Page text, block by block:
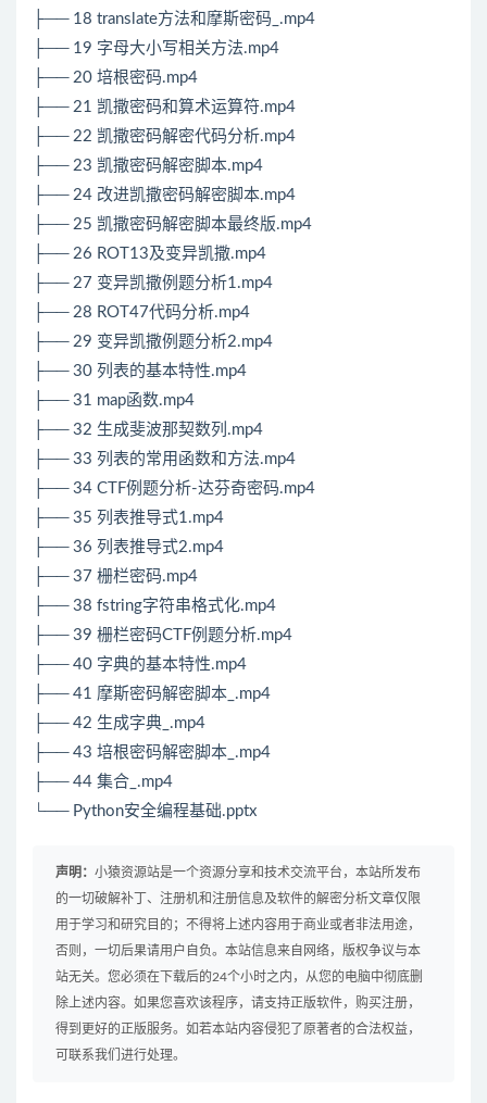
├── 18 translate方法和摩斯密码_.mp4
├── 19 字母大小写相关方法.mp4
├── 20 培根密码.mp4
├── 21 凯撒密码和算术运算符.mp4
├── 22 凯撒密码解密代码分析.mp4
├── 23 凯撒密码解密脚本.mp4
├── 24 改进凯撒密码解密脚本.mp4
├── 25 凯撒密码解密脚本最终版.mp4
├── 26 ROT13及变异凯撒.mp4
├── 27 变异凯撒例题分析1.mp4
├── 28 ROT47代码分析.mp4
├── 29 变异凯撒例题分析2.mp4
├── 30 列表的基本特性.mp4
├── 31 map函数.mp4
├── 32 生成斐波那契数列.mp4
├── 33 列表的常用函数和方法.mp4
├── 34 CTF例题分析-达芬奇密码.mp4
├── 35 列表推导式1.mp4
├── 36 列表推导式2.mp4
├── 37 栅栏密码.mp4
├── 38 fstring字符串格式化.mp4
├── 39 栅栏密码CTF例题分析.mp4
├── 40 字典的基本特性.mp4
├── 41 摩斯密码解密脚本_.mp4
├── 42 生成字典_.mp4
├── 43 培根密码解密脚本_.mp4
├── 44 集合_.mp4
└── Python安全编程基础.pptx
声明： 小猿资源站是一个资源分享和技术交流平台，本站所发布
的一切破解补丁、注册机和注册信息及软件的解密分析文章仅限
用于学习和研究目的；不得将上述内容用于商业或者非法用途，
否则，一切后果请用户自负。本站信息来自网络，版权争议与本
站无关。您必须在下载后的24个小时之内，从您的电脑中彻底删
除上述内容。如果您喜欢该程序，请支持正版软件，购买注册，
得到更好的正版服务。如若本站内容侵犯了原著者的合法权益，
可联系我们进行处理。